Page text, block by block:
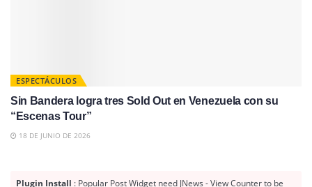
ESPECTÁCULOS
Sin Bandera logra tres Sold Out en Venezuela con su
“Escenas Tour”
18 DE JUNIO DE 2026
Plugin Install : Popular Post Widget need JNews - View Counter to be